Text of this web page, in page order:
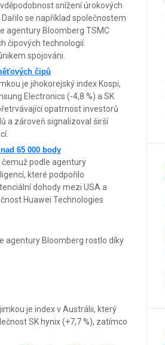
snížení úrokových
se například společnostem
agentury Bloomberg TSMC
čipových technologií.
spojováni.
čipů
je jihokorejský index Kospi,
Electronics (-4,8 %) a SK
opatrnost investorů
a zároveň signalizoval širší
65 000 body
čemuž podle agentury
které podpořilo
dohody mezi USA a
Huawei Technologies
agentury Bloomberg rostlo díky
je index v Austrálii, který
SK hynix (+7,7 %), zatímco